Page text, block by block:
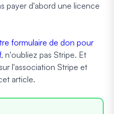
payer d'abord une licence
formulaire de don pour
, n'oubliez pas Stripe. Et
l'association Stripe et
article.